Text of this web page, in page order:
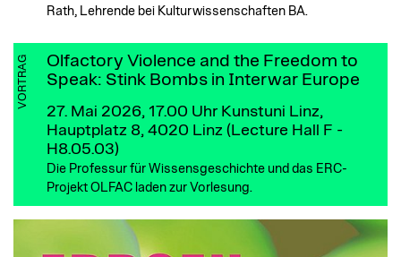
Rath, Lehrende bei Kulturwissenschaften BA.
VORTRAG
Olfactory Violence and the Freedom to
Speak: Stink Bombs in Interwar Europe
27. Mai 2026, 17.00 Uhr Kunstuni Linz,
Hauptplatz 8, 4020 Linz (Lecture Hall F -
H8.05.03)
Die Professur für Wissensgeschichte und das ERC-
Projekt OLFAC laden zur Vorlesung.